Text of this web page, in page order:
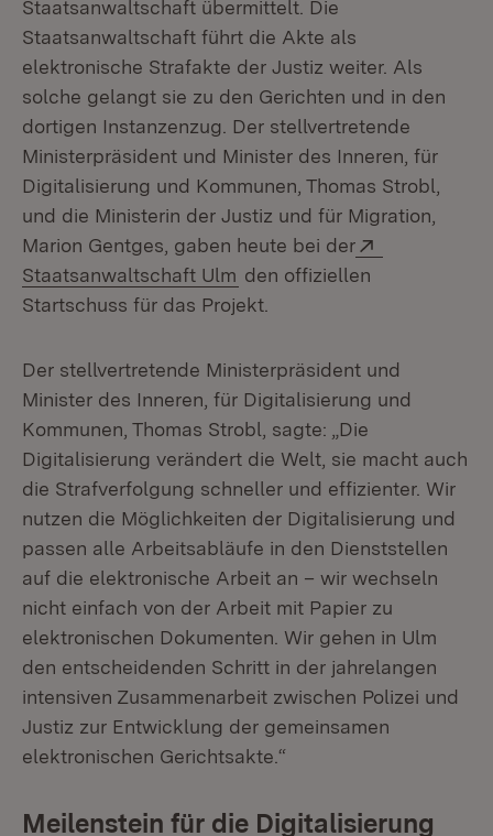
Staatsanwaltschaft übermittelt. Die
Staatsanwaltschaft führt die Akte als
elektronische Strafakte der Justiz weiter. Als
solche gelangt sie zu den Gerichten und in den
dortigen Instanzenzug. Der stellvertretende
Ministerpräsident und Minister des Inneren, für
Digitalisierung und Kommunen, Thomas Strobl,
und die Ministerin der Justiz und für Migration,
Marion Gentges, gaben heute bei der
Staatsanwaltschaft Ulm (Öffnet in neuem Fenster)
den offiziellen
Startschuss für das Projekt.
Der stellvertretende Ministerpräsident und
Minister des Inneren, für Digitalisierung und
Kommunen, Thomas Strobl, sagte: „Die
Digitalisierung verändert die Welt, sie macht auch
die Strafverfolgung schneller und effizienter. Wir
nutzen die Möglichkeiten der Digitalisierung und
passen alle Arbeitsabläufe in den Dienststellen
auf die elektronische Arbeit an – wir wechseln
nicht einfach von der Arbeit mit Papier zu
elektronischen Dokumenten. Wir gehen in Ulm
den entscheidenden Schritt in der jahrelangen
intensiven Zusammenarbeit zwischen Polizei und
Justiz zur Entwicklung der gemeinsamen
elektronischen Gerichtsakte.“
Meilenstein für die Digitalisierung